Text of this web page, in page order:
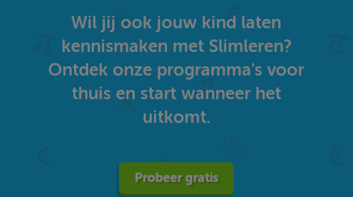
Wil jij ook jouw kind laten
kennismaken met Slimleren?
Ontdek onze programma's voor
thuis en start wanneer het
uitkomt.
Probeer gratis